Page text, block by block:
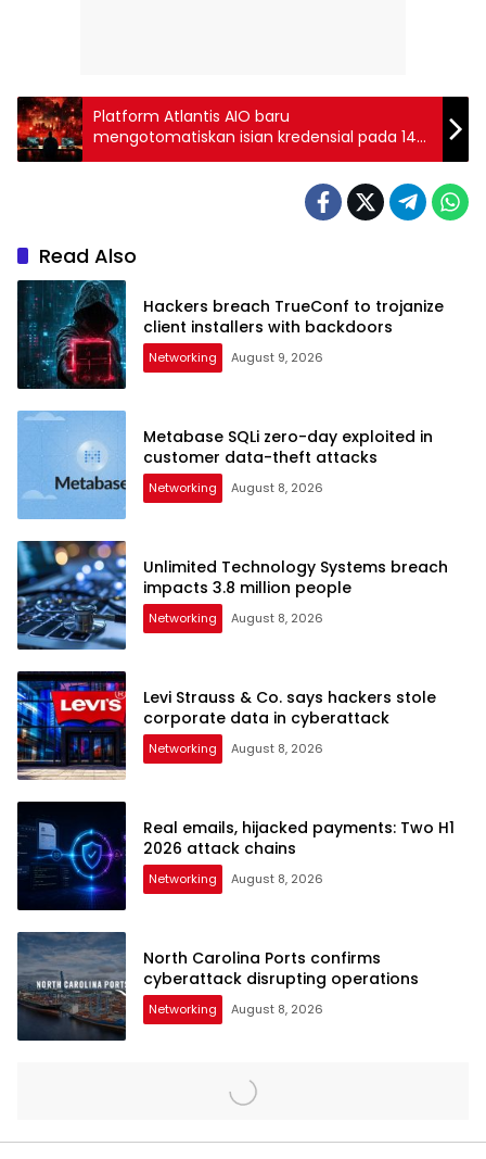
Platform Atlantis AIO baru
mengotomatiskan isian kredensial pada 140
layanan
Read Also
Hackers breach TrueConf to trojanize
client installers with backdoors
Networking August 9, 2026
Metabase SQLi zero-day exploited in
customer data-theft attacks
Networking August 8, 2026
Unlimited Technology Systems breach
impacts 3.8 million people
Networking August 8, 2026
Levi Strauss & Co. says hackers stole
corporate data in cyberattack
Networking August 8, 2026
Real emails, hijacked payments: Two H1
2026 attack chains
Networking August 8, 2026
North Carolina Ports confirms
cyberattack disrupting operations
Networking August 8, 2026